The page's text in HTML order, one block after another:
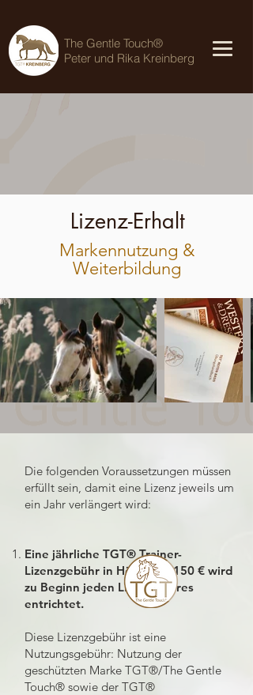
The Gentle Touch®
Peter und Rika Kreinberg
Lizenz-Erhalt
Markennutzung &
Weiterbildung
Die folgenden Voraussetzungen müssen
erfüllt sein, damit eine Lizenz jeweils um
ein Jahr verlängert wird:
Eine jährliche TGT® Trainer-
Lizenzgebühr in Höhe von 150 € wird
zu Beginn jeden Lizenz-Jahres
entrichtet.
Diese Lizenzgebühr ist eine
Nutzungsgebühr: Nutzung der
geschützten Marke TGT®/The Gentle
Touch® sowie der TGT®